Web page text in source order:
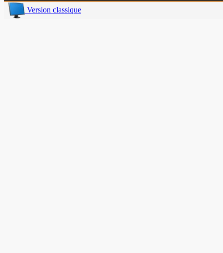
Version classique